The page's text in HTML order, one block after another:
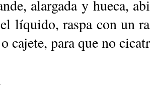
alargada y hueca,
líquido, raspa con un
cajete, para que no